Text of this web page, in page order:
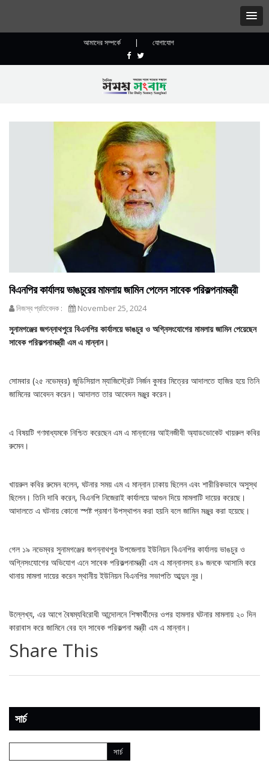
আমাদের সম্পর্কে | যোগাযোগ
বিএনপির কার্যালয় ভাঙচুরের মামলায় জামিন পেলেন সাবেক পরিকল্পনামন্ত্রী
নিজস্ব প্রতিবেদক : November 25, 2024
সুনামগঞ্জের জগন্নাথপুরে বিএনপির কার্যালয়ে ভাঙচুর ও অগ্নিসংযোগের মামলায় জামিন পেয়েছেন
সাবেক পরিকল্পনামন্ত্রী এম এ মান্নান।
সোমবার (২৫ নভেম্বর) জুডিসিয়াল ম্যাজিস্ট্রেট নির্জন কুমার মিত্রের আদালতে হাজির হয়ে তিনি
জামিনের আবেদন করেন। আদালত তার আবেদন মঞ্জুর করেন।
এ বিষয়টি গণমাধ্যমকে নিশ্চিত করেছেন এম এ মান্নানের আইনজীবী অ্যাডভোকেট খায়রুল কবির
রুমেন।
খায়রুল কবির রুমেন বলেন, ঘটনার সময় এম এ মান্নান ঢাকায় ছিলেন এবং শারীরিকভাবে অসুস্থ
ছিলেন। তিনি দাবি করেন, বিএনপি নিজেরাই কার্যালয়ে আগুন দিয়ে মামলাটি দায়ের করেছে।
আদালতে এ ঘটনায় কোনো স্পষ্ট প্রমাণ উপস্থাপন করা হয়নি বলে জামিন মঞ্জুর করা হয়েছে।
গেল ১৯ নভেম্বর সুনামগঞ্জের জগন্নাথপুর উপজেলায় ইউনিয়ন বিএনপির কার্যালয় ভাঙচুর ও
অগ্নিসংযোগের অভিযোগ এনে সাবেক পরিকল্পনামন্ত্রী এম এ মান্নানসহ ৪৯ জনকে আসামি করে
থানায় মামলা দায়ের করেন স্থানীয় ইউনিয়ন বিএনপির সভাপতি আব্দুন নুর।
উল্লেখ্য, এর আগে বৈষম্যবিরোধী আন্দোলনে শিক্ষার্থীদের ওপর হামলার ঘটনার মামলায় ২০ দিন
কারাবাস করে জামিনে বের হন সাবেক পরিকল্পনা মন্ত্রী এম এ মান্নান।
Share This
সার্চ